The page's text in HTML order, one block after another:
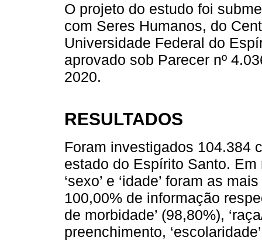
O projeto do estudo foi
com Seres Humanos, do
Universidade Federal do
aprovado sob Parecer nº
2020.
RESULTADOS
Foram investigados 104.384
estado do Espírito Santo.
‘sexo’ e ‘idade’ foram as
100,00% de informação
de morbidade’ (98,80%),
preenchimento,